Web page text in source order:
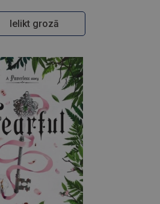
Ielikt grozā